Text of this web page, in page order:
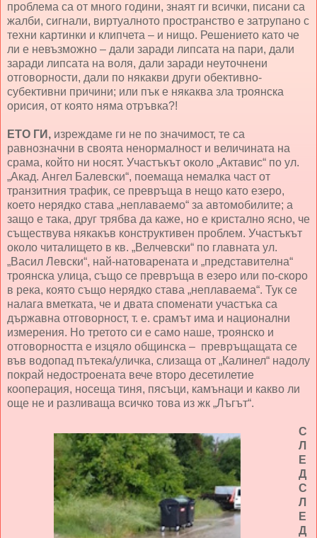
проблема са от много години, знаят ги всички, писани са
жалби, сигнали, виртуалното пространство е затрупано с
техни картинки и клипчета – и нищо. Решението като че
ли е невъзможно – дали заради липсата на пари, дали
заради липсата на воля, дали заради неуточнени
отговорности, дали по някакви други обективно-
субективни причини; или пък е някаква зла троянска
орисия, от която няма отръвка?!
ЕТО ГИ, изреждаме ги не по значимост, те са
равнозначни в своята ненормалност и величината на
срама, който ни носят. Участъкът около „Актавис“ по ул.
„Акад. Ангел Балевски“, поемаща немалка част от
транзитния трафик, се превръща в нещо като езеро,
което нерядко става „неплаваемо“ за автомобилите; а
защо е така, друг трябва да каже, но е кристално ясно, че
съществува някакъв конструктивен проблем. Участъкът
около читалището в кв. „Велчевски“ по главната ул.
„Васил Левски“, най-натоварената и „представителна“
троянска улица, също се превръща в езеро или по-скоро
в река, която също нерядко става „неплаваема“. Тук се
налага вметката, че и двата споменати участъка са
държавна отговорност, т. е. срамът има и национални
измерения. Но третото си е само наше, троянско и
отговорността е изцяло общинска – превръщащата се
във водопад пътека/уличка, слизаща от „Калинел“ надолу
покрай недостроената вече второ десетилетие
кооперация, носеща тиня, пясъци, камънаци и какво ли
още не и разливаща всичко това из жк „Лъгът“.
С
Л
Е
Д
С
Л
Е
Д